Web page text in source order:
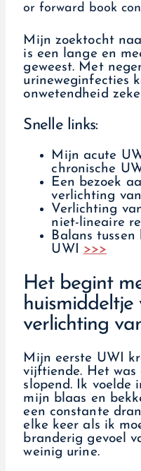
Mijn zoektocht
is een lange en
geweest. Met
urineweginfecties
onwetendheid
Snelle links:
Mijn acute
chronische
Een bezoek
verlichting
Verlichting
niet-lineaire
Balans
UWI >>>
Het begint
huismiddeltje
verlichting
Mijn eerste UWI
vijftiende. Het
slopend. Ik voelde
mijn blaas en
een constante
elke keer als ik
branderig gevoel
weinig urine.